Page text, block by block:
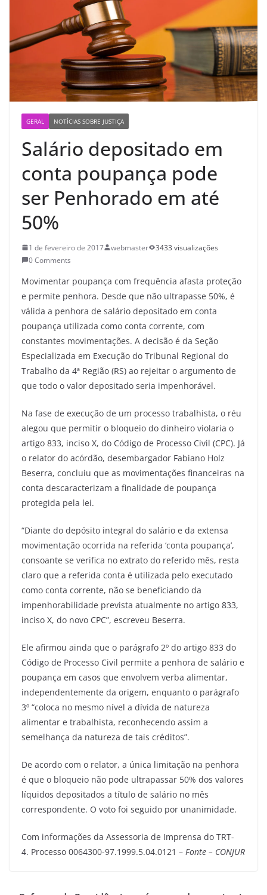
GERAL NOTÍCIAS SOBRE JUSTIÇA
Salário depositado em
conta poupança pode
ser Penhorado em até
50%
1 de fevereiro de 2017 webmaster
3433 visualizações
0 Comments
Movimentar poupança com frequência afasta proteção
e permite penhora. Desde que não ultrapasse 50%, é
válida a penhora de salário depositado em conta
poupança utilizada como conta corrente, com
constantes movimentações. A decisão é da Seção
Especializada em Execução do Tribunal Regional do
Trabalho da 4ª Região (RS) ao rejeitar o argumento de
que todo o valor depositado seria impenhorável.
Na fase de execução de um processo trabalhista, o réu
alegou que permitir o bloqueio do dinheiro violaria o
artigo 833, inciso X, do Código de Processo Civil (CPC). Já
o relator do acórdão, desembargador Fabiano Holz
Beserra, concluiu que as movimentações financeiras na
conta descaracterizam a finalidade de poupança
protegida pela lei.
“Diante do depósito integral do salário e da extensa
movimentação ocorrida na referida ‘conta poupança’,
consoante se verifica no extrato do referido mês, resta
claro que a referida conta é utilizada pelo executado
como conta corrente, não se beneficiando da
impenhorabilidade prevista atualmente no artigo 833,
inciso X, do novo CPC”, escreveu Beserra.
Ele afirmou ainda que o parágrafo 2º do artigo 833 do
Código de Processo Civil permite a penhora de salário e
poupança em casos que envolvem verba alimentar,
independentemente da origem, enquanto o parágrafo
3º “coloca no mesmo nível a dívida de natureza
alimentar e trabalhista, reconhecendo assim a
semelhança da natureza de tais créditos”.
De acordo com o relator, a única limitação na penhora
é que o bloqueio não pode ultrapassar 50% dos valores
líquidos depositados a título de salário no mês
correspondente. O voto foi seguido por unanimidade.
Com informações da Assessoria de Imprensa do TRT-
4. Processo 0064300-97.1999.5.04.0121 – Fonte – CONJUR